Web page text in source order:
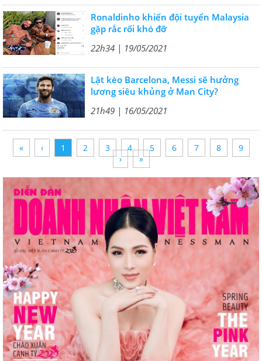
Ronaldinho khiến đội tuyển Malaysia
gặp rắc rối khó đỡ
22h34 | 19/05/2021
Lật kèo Barcelona, Messi sẽ hưởng
lương siêu khủng ở Man City?
21h49 | 16/05/2021
« ‹ 1 2 3 4 5 6 7 8
9
›
»